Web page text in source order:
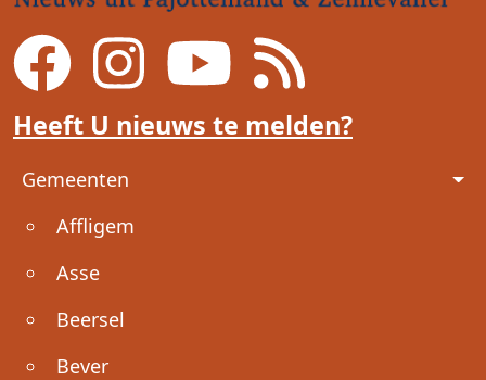
Heeft U nieuws te melden?
Voet
Gemeenten
Affligem
Asse
Beersel
Bever